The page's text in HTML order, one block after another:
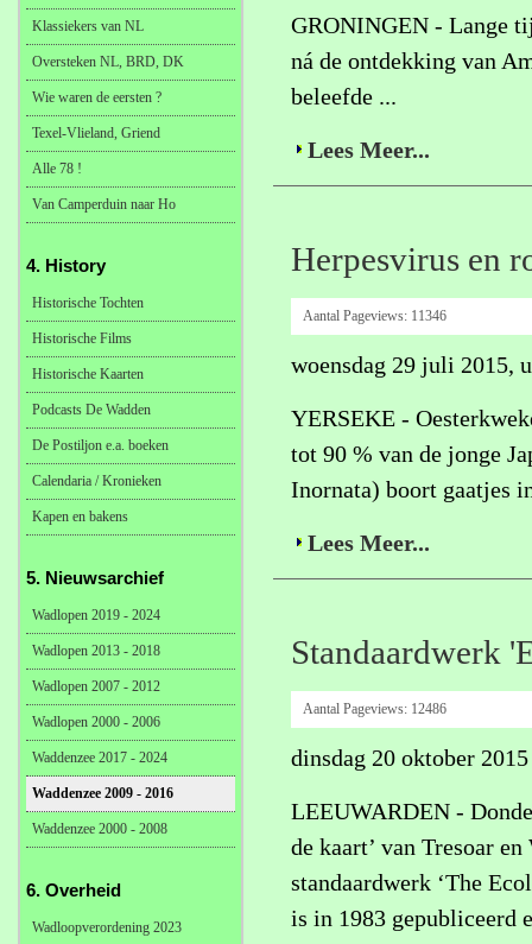
GRONINGEN - Lange
ná de ontdekking van
beleefde ...
Lees Meer...
Herpesvirus en
Aantal Pageviews: 11346
woensdag 29 juli 2015,
YERSEKE -
tot 90 % van de jonge
Inornata) boort gaatjes
Lees Meer...
Standaardwerk
Aantal Pageviews: 12486
dinsdag 20 oktober 2015
LEEUWARDEN -
de kaart’ van Tresoar
standaardwerk ‘The
is in 1983 gepubliceerd
Klassiekers van NL
Oversteken NL, BRD, DK
Wie waren de eersten ?
Texel-Vlieland, Griend
Alle 78 !
Van Camperduin naar Ho
4. History
Historische Tochten
Historische Films
Historische Kaarten
Podcasts De Wadden
De Postiljon e.a. boeken
Calendaria / Kronieken
Kapen en bakens
5. Nieuwsarchief
Wadlopen 2019 - 2024
Wadlopen 2013 - 2018
Wadlopen 2007 - 2012
Wadlopen 2000 - 2006
Waddenzee 2017 - 2024
Waddenzee 2009 - 2016
Waddenzee 2000 - 2008
6. Overheid
Wadloopverordening 2023